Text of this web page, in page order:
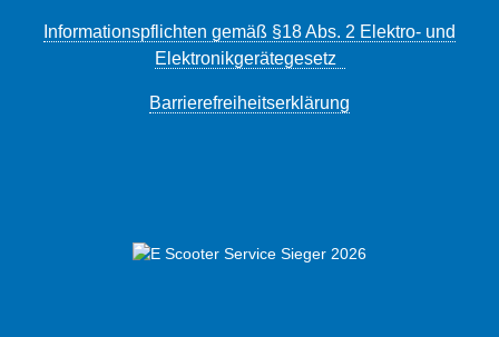
Informationspflichten gemäß §18 Abs. 2 Elektro- und
Elektronikgerätegesetz
Barrierefreiheitserklärung